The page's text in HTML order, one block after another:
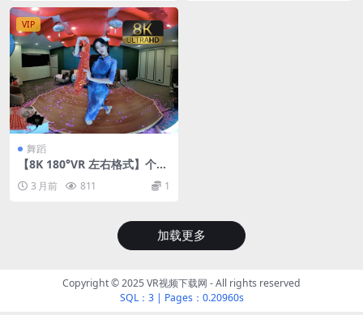
VIP
舞蹈
【8K 180°VR 左右格式】个人
3 月前 811 1
加载更多
Copyright © 2025 VR视频下载网 - All rights reserved
SQL：3| Pages：0.20960s